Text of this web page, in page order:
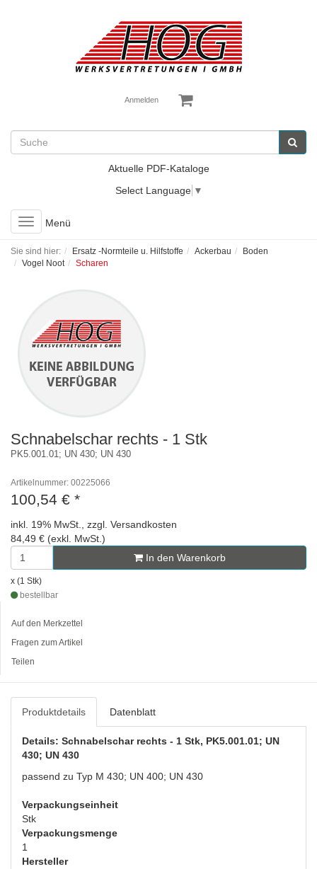
Anmelden
Aktuelle PDF-Kataloge
Select Language ▼
Toggle
navigation
Menü
Sie sind hier: Ersatz -Normteile u. Hilfstoffe Ackerbau
Boden
Vogel Noot
Scharen
Schnabelschar rechts - 1 Stk
PK5.001.01; UN 430; UN 430
Artikelnummer: 00225066
100,54 € *
inkl. 19% MwSt., zzgl. Versandkosten
84,49 € (exkl. MwSt.)
In den Warenkorb
x (1 Stk)
bestellbar
Auf den Merkzettel
Fragen zum Artikel
Teilen
Produktdetails Datenblatt
Details: Schnabelschar rechts - 1 Stk, PK5.001.01; UN
430; UN 430
passend zu Typ M 430; UN 400; UN 430
Verpackungseinheit
Stk
Verpackungsmenge
1
Hersteller